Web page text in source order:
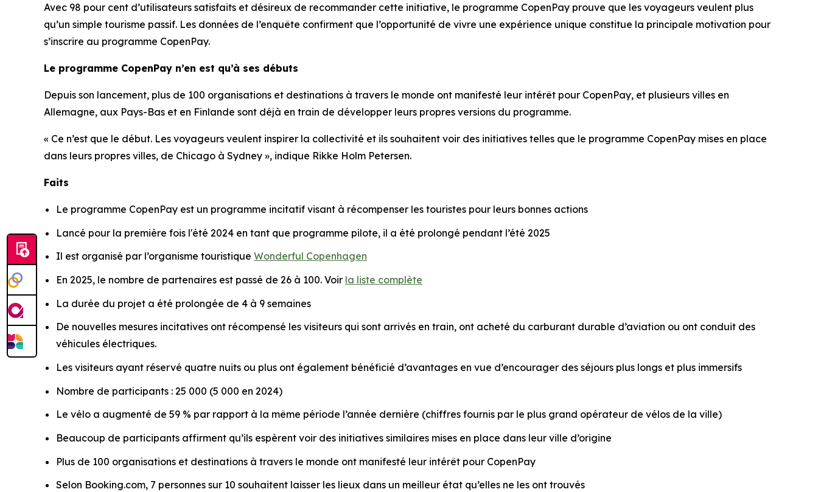
Avec 98 pour cent d’utilisateurs satisfaits et désireux de recommander cette initiative, le programme CopenPay prouve que les voyageurs veulent plus
qu’un simple tourisme passif. Les données de l’enquête confirment que l’opportunité de vivre une expérience unique constitue la principale motivation pour
s’inscrire au programme CopenPay.
Le programme CopenPay n’en est qu’à ses débuts
Depuis son lancement, plus de 100 organisations et destinations à travers le monde ont manifesté leur intérêt pour CopenPay, et plusieurs villes en
Allemagne, aux Pays-Bas et en Finlande sont déjà en train de développer leurs propres versions du programme.
« Ce n’est que le début. Les voyageurs veulent inspirer la collectivité et ils souhaitent voir des initiatives telles que le programme CopenPay mises en place
dans leurs propres villes, de Chicago à Sydney », indique Rikke Holm Petersen.
Faits
Le programme CopenPay est un programme incitatif visant à récompenser les touristes pour leurs bonnes actions
Lancé pour la première fois l'été 2024 en tant que programme pilote, il a été prolongé pendant l’été 2025
Il est organisé par l’organisme touristique Wonderful Copenhagen
En 2025, le nombre de partenaires est passé de 26 à 100. Voir la liste complète
La durée du projet a été prolongée de 4 à 9 semaines
De nouvelles mesures incitatives ont récompensé les visiteurs qui sont arrivés en train, ont acheté du carburant durable d’aviation ou ont conduit des
véhicules électriques.
Les visiteurs ayant réservé quatre nuits ou plus ont également bénéficié d’avantages en vue d’encourager des séjours plus longs et plus immersifs
Nombre de participants : 25 000 (5 000 en 2024)
Le vélo a augmenté de 59 % par rapport à la même période l’année dernière (chiffres fournis par le plus grand opérateur de vélos de la ville)
Beaucoup de participants affirment qu’ils espèrent voir des initiatives similaires mises en place dans leur ville d’origine
Plus de 100 organisations et destinations à travers le monde ont manifesté leur intérêt pour CopenPay
Selon Booking.com, 7 personnes sur 10 souhaitent laisser les lieux dans un meilleur état qu’elles ne les ont trouvés